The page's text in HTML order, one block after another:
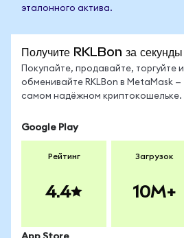
эталонного актива.
Получите RKLBon за секунды
Покупайте, продавайте, торгуйте и
обменивайте RKLBon в MetaMask —
самом надёжном криптокошельке.
Google Play
Рейтинг
4.4
Загрузок
10M+